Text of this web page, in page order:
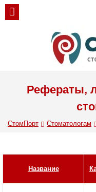
Рефераты,
СтомПорт Стоматологам
Название